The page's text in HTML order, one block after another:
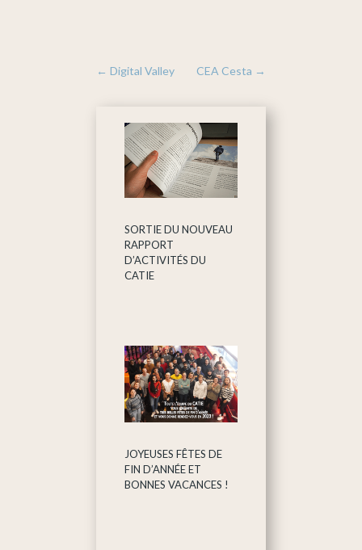
←Digital Valley CEA Cesta →
SORTIE DU NOUVEAU
RAPPORT
D’ACTIVITÉS DU
CATIE
JOYEUSES FÊTES DE
FIN D’ANNÉE ET
BONNES VACANCES !